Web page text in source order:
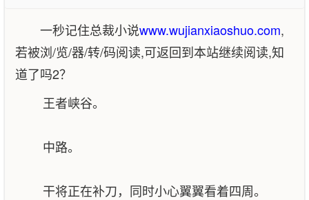
一秒记住总裁小说www.wujianxiaoshuo.com,
若被浏/览/器/转/码阅读,可返回到本站继续阅读,知
道了吗2？
王者峡谷。
中路。
干将正在补刀，同时小心翼翼看着四周。